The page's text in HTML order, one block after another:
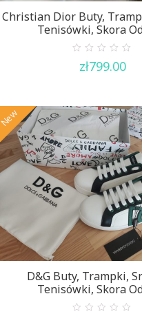
Christian Dior Buty,
Tenisówki, Skora
out
zł799.00
New
D&G Buty, Trampki,
Tenisówki, Skora